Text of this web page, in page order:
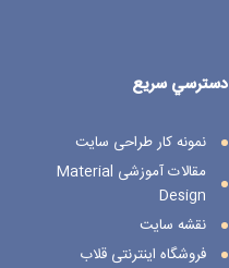
دسترسي سريع
نمونه کار طراحی سایت
مقالات آموزشی Material
Design
نقشه سایت
فروشگاه اینترنتی قلاب